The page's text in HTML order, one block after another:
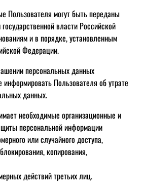
Пользователя могут быть переданы
власти Российской
и в порядке, установленным
Федерации.
персональных данных
Пользователя об утрате
данных.
необходимые организационные и
персональной информации
или случайного доступа,
копирования,
действий третьих лиц.